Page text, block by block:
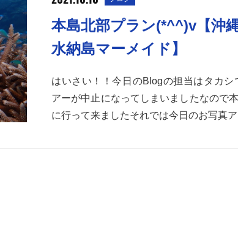
本島北部プラン(*^^)v【沖
水納島マーメイド】
はいさい！！今日のBlogの担当はタカ
アーが中止になってしまいましたなので
に行って来ましたそれでは今日のお